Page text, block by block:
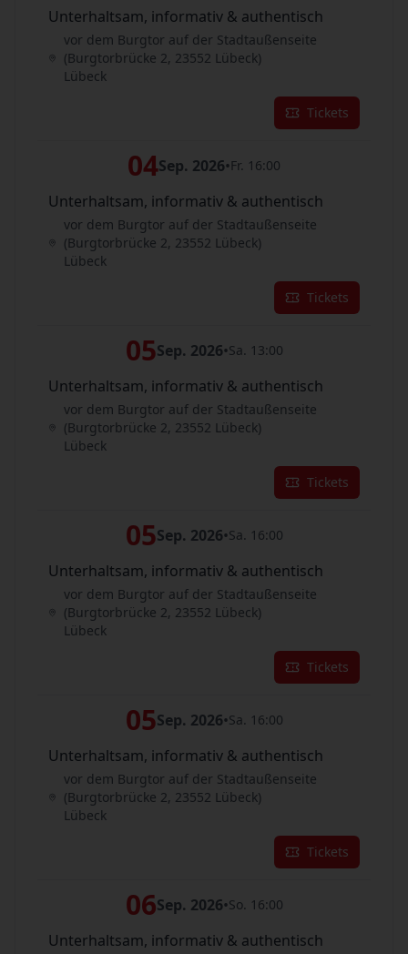
Unterhaltsam, informativ & authentisch
vor dem Burgtor auf der Stadtaußenseite
(Burgtorbrücke 2, 23552 Lübeck)
Lübeck
Tickets
04Sep. 2026•Fr. 16:00
Unterhaltsam, informativ & authentisch
vor dem Burgtor auf der Stadtaußenseite
(Burgtorbrücke 2, 23552 Lübeck)
Lübeck
Tickets
05Sep. 2026•Sa. 13:00
Unterhaltsam, informativ & authentisch
vor dem Burgtor auf der Stadtaußenseite
(Burgtorbrücke 2, 23552 Lübeck)
Lübeck
Tickets
05Sep. 2026•Sa. 16:00
Unterhaltsam, informativ & authentisch
vor dem Burgtor auf der Stadtaußenseite
(Burgtorbrücke 2, 23552 Lübeck)
Lübeck
Tickets
05Sep. 2026•Sa. 16:00
Unterhaltsam, informativ & authentisch
vor dem Burgtor auf der Stadtaußenseite
(Burgtorbrücke 2, 23552 Lübeck)
Lübeck
Tickets
06Sep. 2026•So. 16:00
Unterhaltsam, informativ & authentisch